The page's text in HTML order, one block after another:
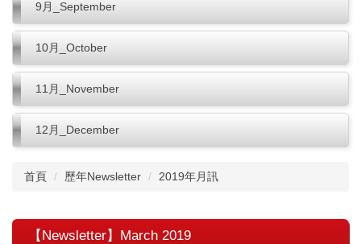
9月_September
10月_October
11月_November
12月_December
首頁 歷年Newsletter 2019年月訊
【Newsletter】March 2019